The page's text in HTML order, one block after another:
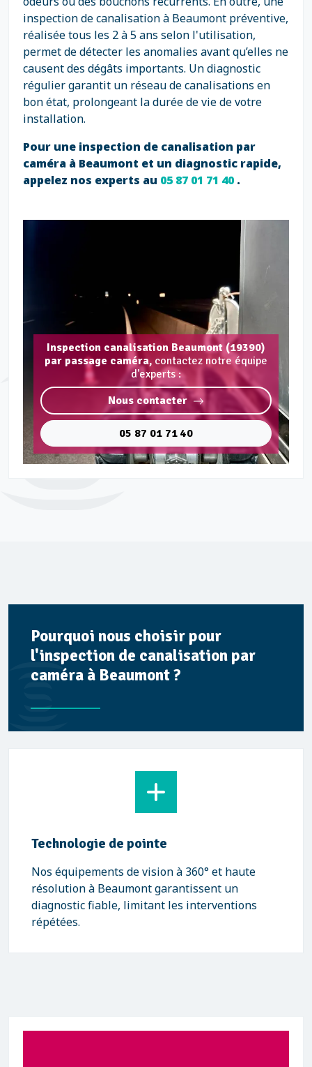
inspection de canalisation à Beaumont préventive,
réalisée tous les 2 à 5 ans selon l'utilisation,
permet de détecter les anomalies avant qu’elles ne
causent des dégâts importants. Un diagnostic
régulier garantit un réseau de canalisations en
bon état, prolongeant la durée de vie de votre
installation.
Pour une inspection de canalisation par
caméra à Beaumont et un diagnostic rapide,
appelez nos experts au 05 87 01 71 40.
Inspection canalisation Beaumont (19390)
par passage caméra, contactez notre équipe
d'experts :
Nous contacter
05 87 01 71 40
Pourquoi nous choisir pour
l'inspection de canalisation par
caméra à Beaumont ?
Technologie de pointe
Nos équipements de vision à 360° et haute
résolution à Beaumont garantissent un
diagnostic fiable, limitant les interventions
répétées.